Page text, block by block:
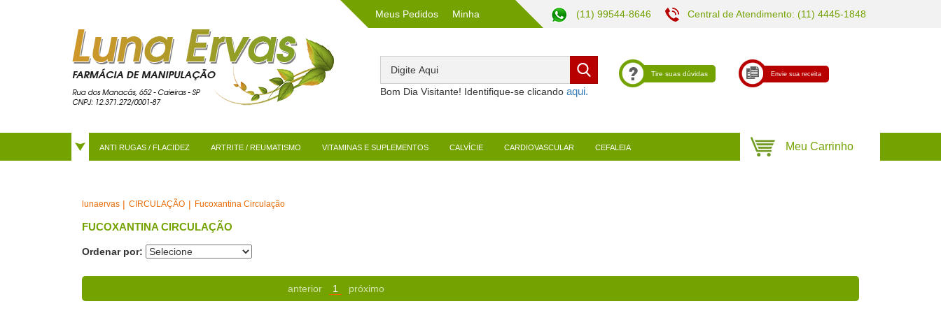
Meus Pedidos Minha (11) 99544-8646 Central de Atendimento: (11) 4445-1848
Bom Dia Visitante! Identifique-se clicando
Tire suas dúvidas Envie sua receita
ANTI RUGAS / FLACIDEZ ARTRITE / REUMATISMO VITAMINAS E SUPLEMENTOS CALVÍCIE CARDIOVASCULAR CEFALEIA
lunaervas CIRCULAÇÃO Fucoxantina Circulação
FUCOXANTINA CIRCULAÇÃO
Ordenar por:
anterior 1 próximo